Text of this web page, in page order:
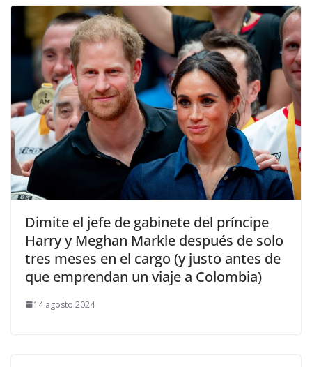
​Dimite el jefe de gabinete del príncipe
Harry y Meghan Markle después de solo
tres meses en el cargo (y justo antes de
que emprendan un viaje a Colombia)
14 agosto 2024